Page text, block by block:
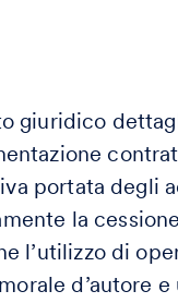
giuridico
portata degli
la
l’utilizzo di
d’autore